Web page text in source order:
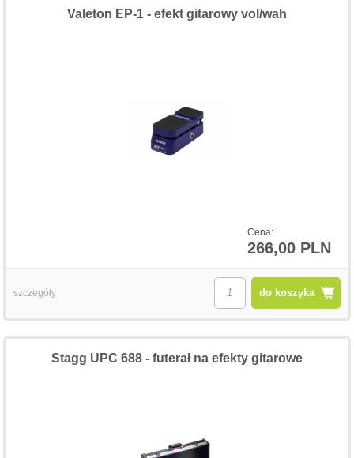
Cena:
266,00 PLN
Valeton EP-1 - efekt gitarowy vol/wah
do koszyka
szczegóły
Stagg UPC 688 - futerał na efekty gitarowe